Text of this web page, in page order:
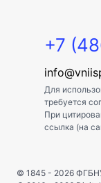
+7
Для
требуется
При
ссылка (на
© 1845 - 2026